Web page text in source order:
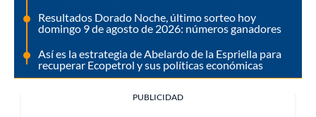
Resultados Dorado Noche, último sorteo hoy
domingo 9 de agosto de 2026: números ganadores
Así es la estrategia de Abelardo de la Espriella para
recuperar Ecopetrol y sus políticas económicas
PUBLICIDAD